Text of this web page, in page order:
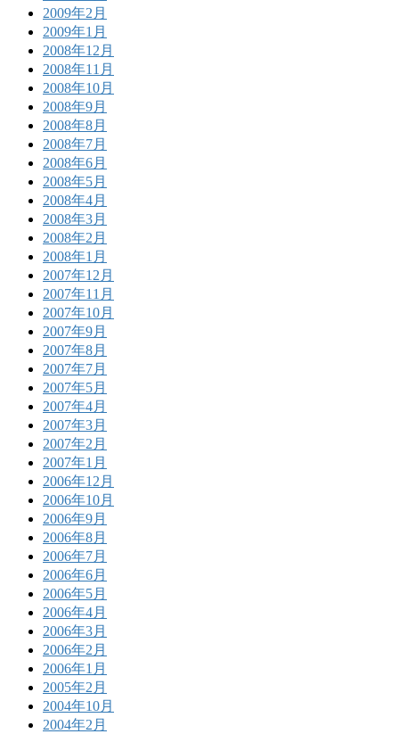
2009年2月
2009年1月
2008年12月
2008年11月
2008年10月
2008年9月
2008年8月
2008年7月
2008年6月
2008年5月
2008年4月
2008年3月
2008年2月
2008年1月
2007年12月
2007年11月
2007年10月
2007年9月
2007年8月
2007年7月
2007年5月
2007年4月
2007年3月
2007年2月
2007年1月
2006年12月
2006年10月
2006年9月
2006年8月
2006年7月
2006年6月
2006年5月
2006年4月
2006年3月
2006年2月
2006年1月
2005年2月
2004年10月
2004年2月